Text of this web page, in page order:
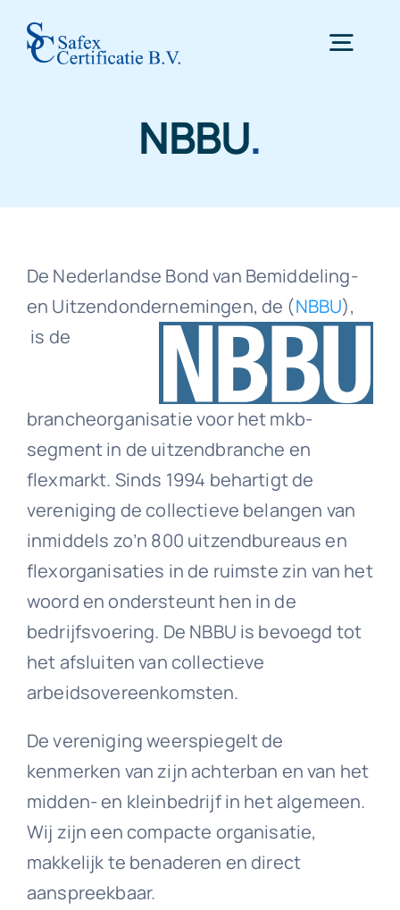
Home
WTTA
Nieuws
Downloads
Contact
NBBU.
De Nederlandse Bond van Bemiddeling-
en Uitzendondernemingen, de (NBBU),
is de
brancheorganisatie voor het mkb-
segment in de uitzendbranche en
flexmarkt. Sinds 1994 behartigt de
vereniging de collectieve belangen van
inmiddels zo’n 800 uitzendbureaus en
flexorganisaties in de ruimste zin van het
woord en ondersteunt hen in de
bedrijfsvoering. De NBBU is bevoegd tot
het afsluiten van collectieve
arbeidsovereenkomsten.
De vereniging weerspiegelt de
kenmerken van zijn achterban en van het
midden- en kleinbedrijf in het algemeen.
Wij zijn een compacte organisatie,
makkelijk te benaderen en direct
aanspreekbaar.